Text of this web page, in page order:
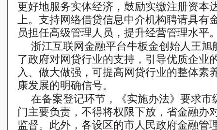
更好地服务实体经济，鼓励实缴注册资本
上。支持网络借贷信息中介机构聘请具有
员担任高级管理人员，提升经营管理水平
浙江互联网金融平台牛板金创始人王旭
了政府对网贷行业的支持，引导优质企业
入、做大做强，可提高网贷行业的整体素
康发展的明确信号。
在备案登记环节，《实施办法》要求市
门主要负责，不得将权限下放，省金融办
监督。此外，各设区的市人民政府金融管